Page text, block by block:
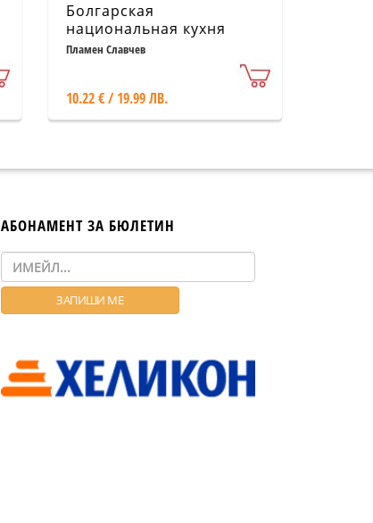
Болгарская
национальная кухня
Пламен Славчев
10.22 € / 19.99 ЛВ.
АБОНАМЕНТ ЗА БЮЛЕТИН